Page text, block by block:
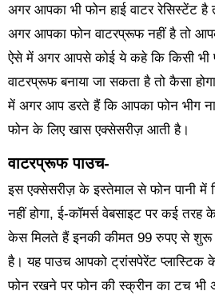
अगर आपका भी फोन हाई वाटर रेसिस्टेंट है
अगर आपका फोन वाटरप्रूफ नहीं है तो
ऐसे में अगर आपसे कोई ये कहे कि किसी भी
वाटरप्रूफ बनाया जा सकता है तो कैसा
में अगर आप डरते हैं कि आपका फोन भीग
फोन के लिए खास एक्सेसरीज़ आती है।
वाटरप्रूफ पाउच-
इस एक्सेसरीज़ के इस्तेमाल से फोन पानी में
नहीं होगा, ई-कॉमर्स वेबसाइट पर कई तरह
केस मिलते हैं इनकी कीमत 99 रुपए से शुरू
है। यह पाउच आपको ट्रांसपेरेंट
फोन रखने पर फोन की स्क्रीन का टच भी